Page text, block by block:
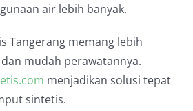
air lebih banyak.
Tangerang memang lebih
mudah perawatannya.
menjadikan solusi tepat
sintetis.